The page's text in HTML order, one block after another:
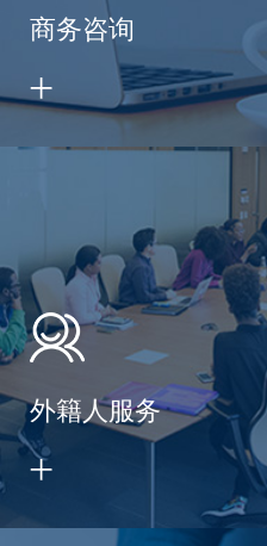
商务咨询
外籍人服务